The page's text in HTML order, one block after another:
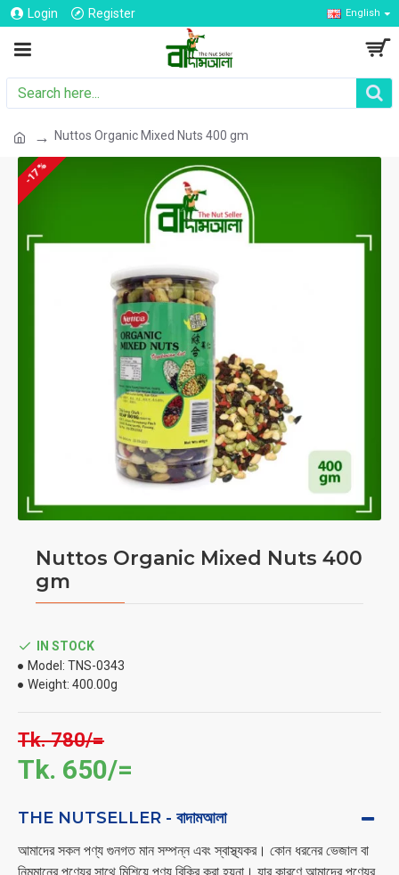
Login Register English
Nuttos Organic Mixed Nuts 400 gm
-17 %
Nuttos Organic Mixed Nuts 400
gm
Tk. 650/=
Tk. 780/=
IN STOCK
Model: TNS-0343
Weight: 400.00g
THE NUTSELLER - বাদামআলা
আমাদের সকল পণ্য গুনগত মান সম্পন্ন এবং স্বাস্থ্যকর। কোন ধরনের ভেজাল বা